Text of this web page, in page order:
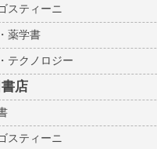
スティーニ
薬学書
テクノロジー
店
スティーニ